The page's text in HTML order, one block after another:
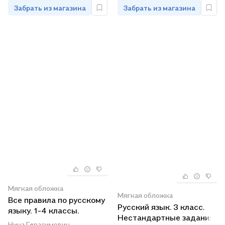
Забрать из магазина Забрать из магазина
Мягкая обложка
Все правила по русскому
языку. 1-4 классы.
Уникальное
Мягкая обложка
Русский язык. 3 класс.
Нестандартные задания